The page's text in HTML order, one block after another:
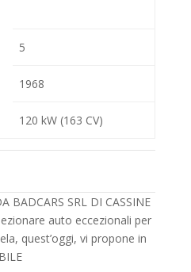
5
1968
120 kW (163 CV)
BADCARS SRL DI CASSINE
auto eccezionali per
quest’oggi, vi propone in